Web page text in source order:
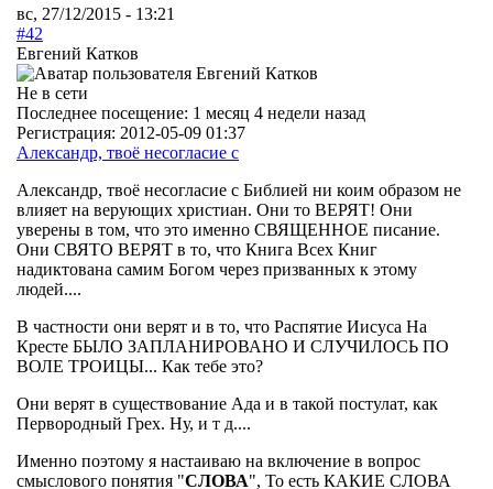
вс, 27/12/2015 - 13:21
#42
Евгений Катков
Не в сети
Последнее посещение: 1 месяц 4 недели назад
Регистрация: 2012-05-09 01:37
Александр, твоё несогласие с
Александр, твоё несогласие с Библией ни коим образом не
влияет на верующих христиан. Они то ВЕРЯТ! Они
уверены в том, что это именно СВЯЩЕННОЕ писание.
Они СВЯТО ВЕРЯТ в то, что Книга Всех Книг
надиктована самим Богом через призванных к этому
людей....
В частности они верят и в то, что Распятие Иисуса На
Кресте БЫЛО ЗАПЛАНИРОВАНО И СЛУЧИЛОСЬ ПО
ВОЛЕ ТРОИЦЫ... Как тебе это?
Они верят в существование Ада и в такой постулат, как
Первородный Грех. Ну, и т д....
Именно поэтому я настаиваю на включение в вопрос
смыслового понятия "СЛОВА", То есть КАКИЕ СЛОВА